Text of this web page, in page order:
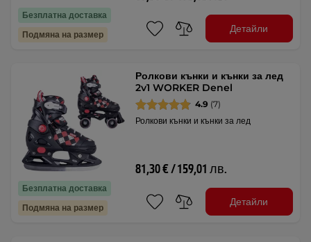
Безплатна доставка
Подмяна на размер
Детайли
Безплатна доставка
Подмяна на размер
Ролкови кънки и кънки за лед
2v1 WORKER Denel
4.9 (7)
Ролкови кънки и кънки за лед
81,30 € / 159,01 лв.
Детайли